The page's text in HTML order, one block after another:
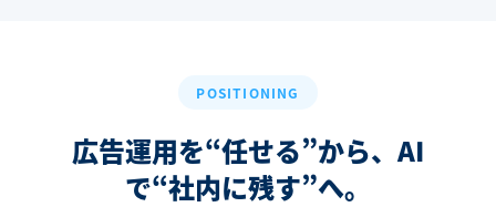
POSITIONING
広告運用を“任せる”から、 AI
で“社内に残す”へ。